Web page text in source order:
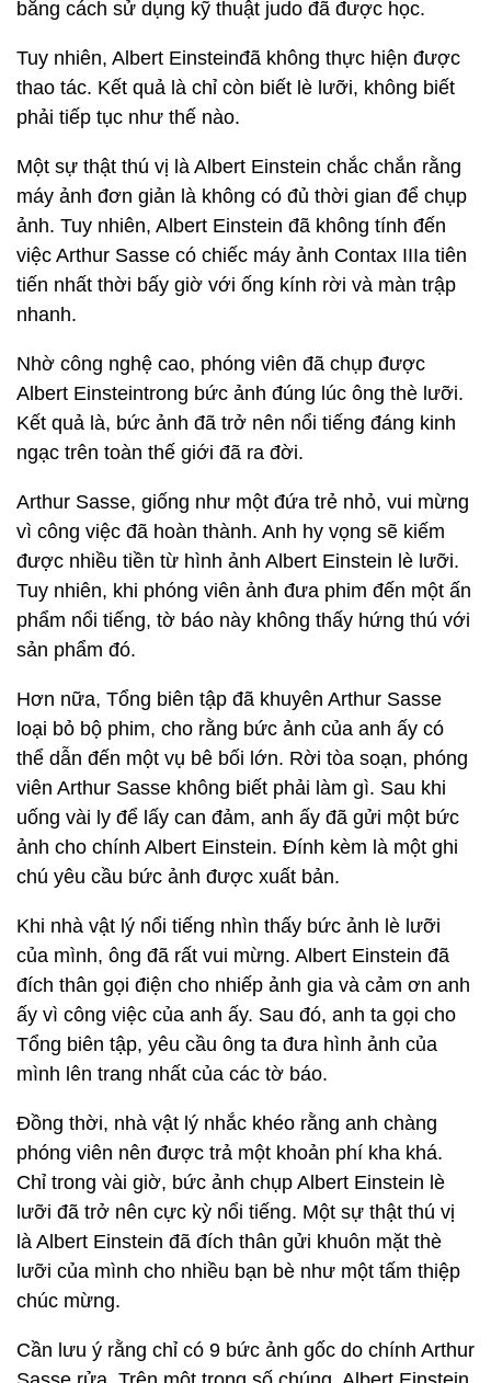
bằng cách sử dụng kỹ thuật judo đã được học.
Tuy nhiên, Albert Einsteinđã không thực hiện được
thao tác. Kết quả là chỉ còn biết lè lưỡi, không biết
phải tiếp tục như thế nào.
Một sự thật thú vị là Albert Einstein chắc chắn rằng
máy ảnh đơn giản là không có đủ thời gian để chụp
ảnh. Tuy nhiên, Albert Einstein đã không tính đến
việc Arthur Sasse có chiếc máy ảnh Contax IIIa tiên
tiến nhất thời bấy giờ với ống kính rời và màn trập
nhanh.
Nhờ công nghệ cao, phóng viên đã chụp được
Albert Einsteintrong bức ảnh đúng lúc ông thè lưỡi.
Kết quả là, bức ảnh đã trở nên nổi tiếng đáng kinh
ngạc trên toàn thế giới đã ra đời.
Arthur Sasse, giống như một đứa trẻ nhỏ, vui mừng
vì công việc đã hoàn thành. Anh hy vọng sẽ kiếm
được nhiều tiền từ hình ảnh Albert Einstein lè lưỡi.
Tuy nhiên, khi phóng viên ảnh đưa phim đến một ấn
phẩm nổi tiếng, tờ báo này không thấy hứng thú với
sản phẩm đó.
Hơn nữa, Tổng biên tập đã khuyên Arthur Sasse
loại bỏ bộ phim, cho rằng bức ảnh của anh ấy có
thể dẫn đến một vụ bê bối lớn. Rời tòa soạn, phóng
viên Arthur Sasse không biết phải làm gì. Sau khi
uống vài ly để lấy can đảm, anh ấy đã gửi một bức
ảnh cho chính Albert Einstein. Đính kèm là một ghi
chú yêu cầu bức ảnh được xuất bản.
Khi nhà vật lý nổi tiếng nhìn thấy bức ảnh lè lưỡi
của mình, ông đã rất vui mừng. Albert Einstein đã
đích thân gọi điện cho nhiếp ảnh gia và cảm ơn anh
ấy vì công việc của anh ấy. Sau đó, anh ta gọi cho
Tổng biên tập, yêu cầu ông ta đưa hình ảnh của
mình lên trang nhất của các tờ báo.
Đồng thời, nhà vật lý nhắc khéo rằng anh chàng
phóng viên nên được trả một khoản phí kha khá.
Chỉ trong vài giờ, bức ảnh chụp Albert Einstein lè
lưỡi đã trở nên cực kỳ nổi tiếng. Một sự thật thú vị
là Albert Einstein đã đích thân gửi khuôn mặt thè
lưỡi của mình cho nhiều bạn bè như một tấm thiệp
chúc mừng.
Cần lưu ý rằng chỉ có 9 bức ảnh gốc do chính Arthur